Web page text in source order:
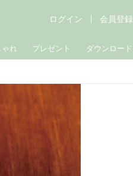
ゃれ プレゼント ダウンロード
ログイン 会員登録